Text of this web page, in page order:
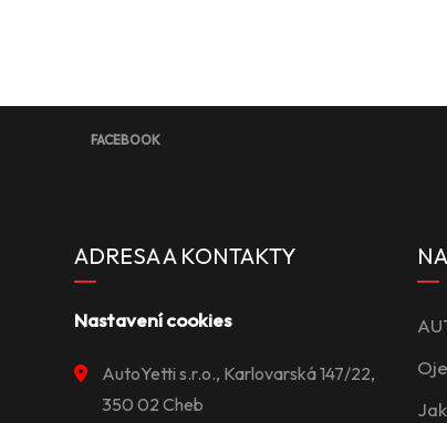
FACEBOOK
ADRESA A KONTAKTY
Nastavení cookies
AutoYetti s.r.o., Karlovarská 147/22,
350 02 Cheb